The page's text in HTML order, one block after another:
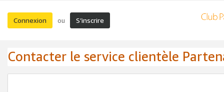
Connexion ou S’inscrire
Contacter le service clientèle